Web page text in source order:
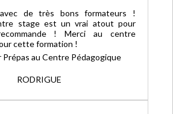
de très bons formateurs !
stage est un vrai atout pour
! Merci au centre
cette formation !
RODRIGUE